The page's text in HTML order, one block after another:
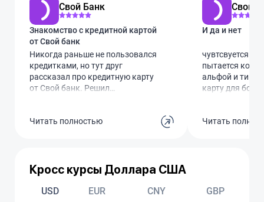
Свой Банк
Знакомство с кредитной картой
от Свой банк
Никогда раньше не пользовался
кредитками, но тут друг
рассказал про кредитную карту
от Свой банк. Решил
4 месяца без процентов. Подал
Курьер привез карту через пару
дней, сразу активировал.
Удобная штука, особенно если
Читать полностью
Свой
И да и нет
чувтсвуется
пытается
альфой и
карту для
нет акции что
Читать
Кросс курсы Доллара США
USD EUR CNY GBP